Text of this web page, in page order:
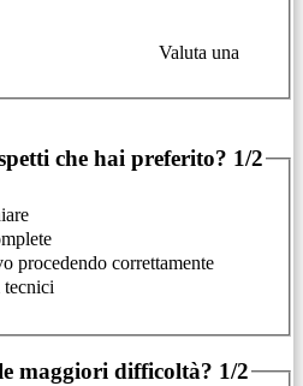
Valuta una
che hai preferito? 1/2
procedendo correttamente
maggiori difficoltà? 1/2